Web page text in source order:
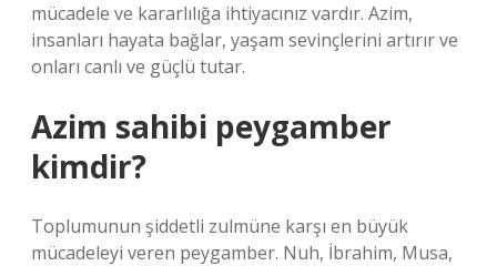
mücadele ve kararlılığa ihtiyacınız vardır. Azim,
insanları hayata bağlar, yaşam sevinçlerini artırır ve
onları canlı ve güçlü tutar.
Azim sahibi peygamber
kimdir?
Toplumunun şiddetli zulmüne karşı en büyük
mücadeleyi veren peygamber. Nuh, İbrahim, Musa,